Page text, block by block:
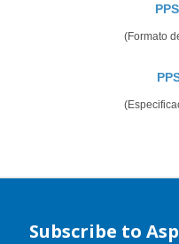
(Formato
Subscribe to